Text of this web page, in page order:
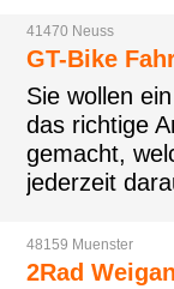
41470 Neuss
GT-Bike
Sie wollen
das richtige
gemacht,
jederzeit
48159 Muenster
2Rad